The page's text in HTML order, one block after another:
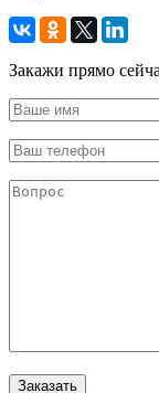
Закажи прямо